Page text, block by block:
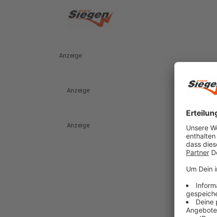
Anzeige
Anzeige
Anzeige